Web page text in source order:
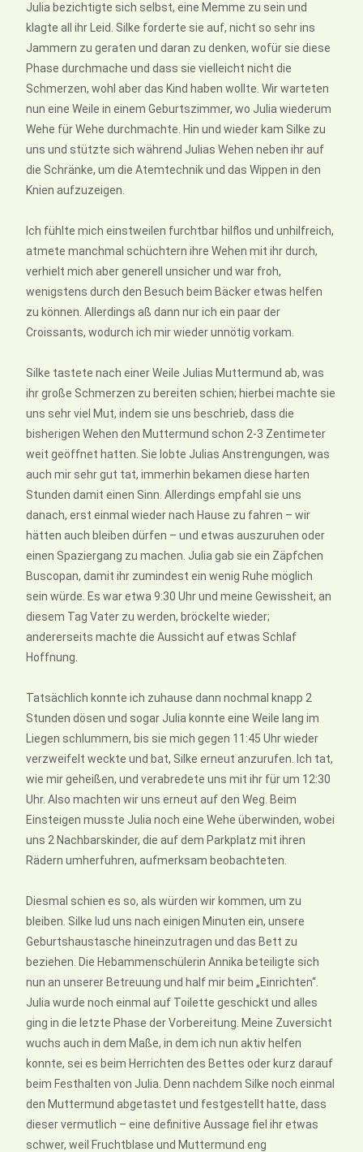
Julia bezichtigte sich selbst, eine Memme zu sein und
klagte all ihr Leid. Silke forderte sie auf, nicht so sehr ins
Jammern zu geraten und daran zu denken, wofür sie diese
Phase durchmache und dass sie vielleicht nicht die
Schmerzen, wohl aber das Kind haben wollte. Wir warteten
nun eine Weile in einem Geburtszimmer, wo Julia wiederum
Wehe für Wehe durchmachte. Hin und wieder kam Silke zu
uns und stützte sich während Julias Wehen neben ihr auf
die Schränke, um die Atemtechnik und das Wippen in den
Knien aufzuzeigen.
Ich fühlte mich einstweilen furchtbar hilflos und unhilfreich,
atmete manchmal schüchtern ihre Wehen mit ihr durch,
verhielt mich aber generell unsicher und war froh,
wenigstens durch den Besuch beim Bäcker etwas helfen
zu können. Allerdings aß dann nur ich ein paar der
Croissants, wodurch ich mir wieder unnötig vorkam.
Silke tastete nach einer Weile Julias Muttermund ab, was
ihr große Schmerzen zu bereiten schien; hierbei machte sie
uns sehr viel Mut, indem sie uns beschrieb, dass die
bisherigen Wehen den Muttermund schon 2-3 Zentimeter
weit geöffnet hatten. Sie lobte Julias Anstrengungen, was
auch mir sehr gut tat, immerhin bekamen diese harten
Stunden damit einen Sinn. Allerdings empfahl sie uns
danach, erst einmal wieder nach Hause zu fahren – wir
hätten auch bleiben dürfen – und etwas auszuruhen oder
einen Spaziergang zu machen. Julia gab sie ein Zäpfchen
Buscopan, damit ihr zumindest ein wenig Ruhe möglich
sein würde. Es war etwa 9:30 Uhr und meine Gewissheit, an
diesem Tag Vater zu werden, bröckelte wieder;
andererseits machte die Aussicht auf etwas Schlaf
Hoffnung.
Tatsächlich konnte ich zuhause dann nochmal knapp 2
Stunden dösen und sogar Julia konnte eine Weile lang im
Liegen schlummern, bis sie mich gegen 11:45 Uhr wieder
verzweifelt weckte und bat, Silke erneut anzurufen. Ich tat,
wie mir geheißen, und verabredete uns mit ihr für um 12:30
Uhr. Also machten wir uns erneut auf den Weg. Beim
Einsteigen musste Julia noch eine Wehe überwinden, wobei
uns 2 Nachbarskinder, die auf dem Parkplatz mit ihren
Rädern umherfuhren, aufmerksam beobachteten.
Diesmal schien es so, als würden wir kommen, um zu
bleiben. Silke lud uns nach einigen Minuten ein, unsere
Geburtshaustasche hineinzutragen und das Bett zu
beziehen. Die Hebammenschülerin Annika beteiligte sich
nun an unserer Betreuung und half mir beim „Einrichten“.
Julia wurde noch einmal auf Toilette geschickt und alles
ging in die letzte Phase der Vorbereitung. Meine Zuversicht
wuchs auch in dem Maße, in dem ich nun aktiv helfen
konnte, sei es beim Herrichten des Bettes oder kurz darauf
beim Festhalten von Julia. Denn nachdem Silke noch einmal
den Muttermund abgetastet und festgestellt hatte, dass
dieser vermutlich – eine definitive Aussage fiel ihr etwas
schwer, weil Fruchtblase und Muttermund eng